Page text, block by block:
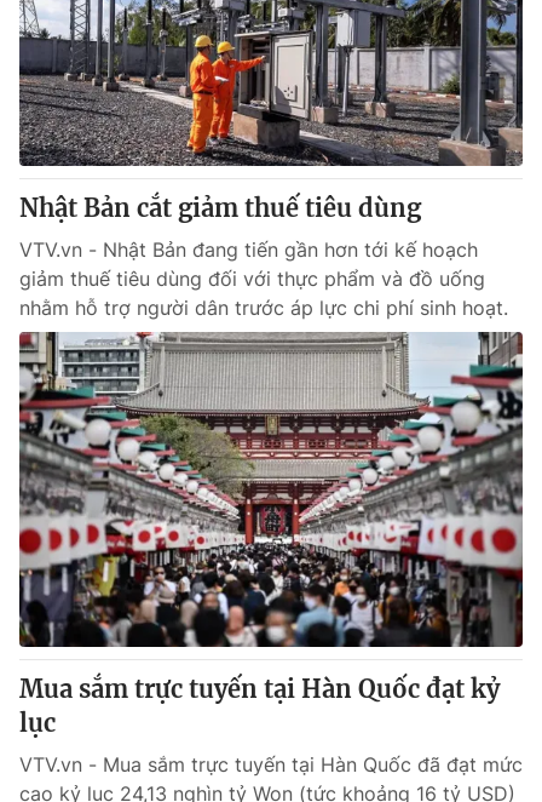
Nhật Bản cắt giảm thuế tiêu dùng
VTV.vn - Nhật Bản đang tiến gần hơn tới kế hoạch
giảm thuế tiêu dùng đối với thực phẩm và đồ uống
nhằm hỗ trợ người dân trước áp lực chi phí sinh hoạt.
Mua sắm trực tuyến tại Hàn Quốc đạt kỷ
lục
VTV.vn - Mua sắm trực tuyến tại Hàn Quốc đã đạt mức
cao kỷ lục 24,13 nghìn tỷ Won (tức khoảng 16 tỷ USD)